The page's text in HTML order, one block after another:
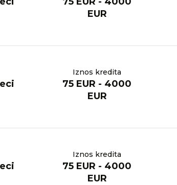
EUR
Iznos kredita
75 EUR - 4000
EUR
Iznos kredita
75 EUR - 4000
EUR